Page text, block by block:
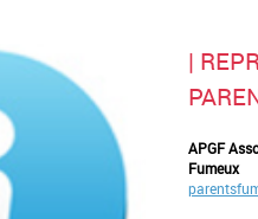
|
APGF
Fumeux